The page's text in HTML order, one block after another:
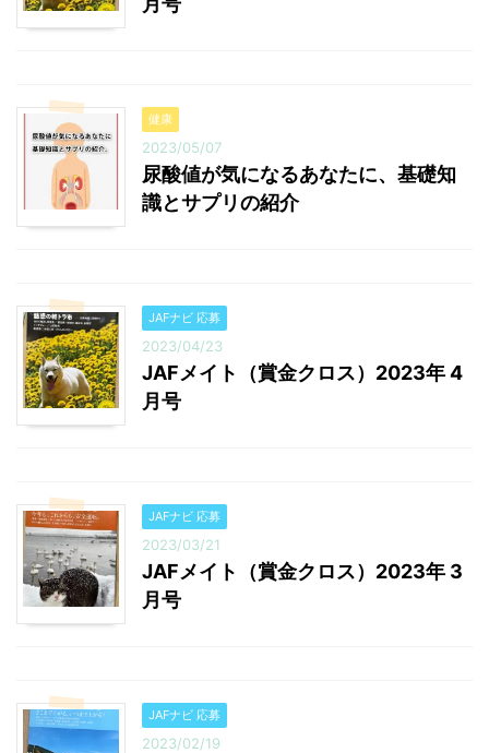
健康
2023/05/07
尿酸値が気になるあなたに、基礎知
識とサプリの紹介
JAFナビ 応募
2023/04/23
JAFメイト（賞金クロス）2023年 4
月号
JAFナビ 応募
2023/03/21
JAFメイト（賞金クロス）2023年 3
月号
JAFナビ 応募
2023/02/19